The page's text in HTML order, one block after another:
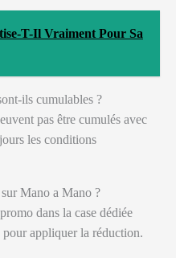
T-Il Vraiment Pour Sa
ils cumulables ?
pas être cumulés avec
les conditions
Mano a Mano ?
dans la case dédiée
appliquer la réduction.